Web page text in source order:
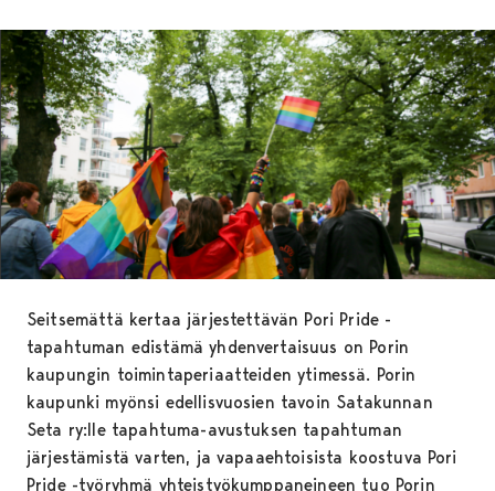
Seitsemättä kertaa järjestettävän Pori Pride -
tapahtuman edistämä yhdenvertaisuus on Porin
kaupungin toimintaperiaatteiden ytimessä. Porin
kaupunki myönsi edellisvuosien tavoin Satakunnan
Seta ry:lle tapahtuma-avustuksen tapahtuman
järjestämistä varten, ja vapaaehtoisista koostuva Pori
Pride -työryhmä yhteistyökumppaneineen tuo Porin